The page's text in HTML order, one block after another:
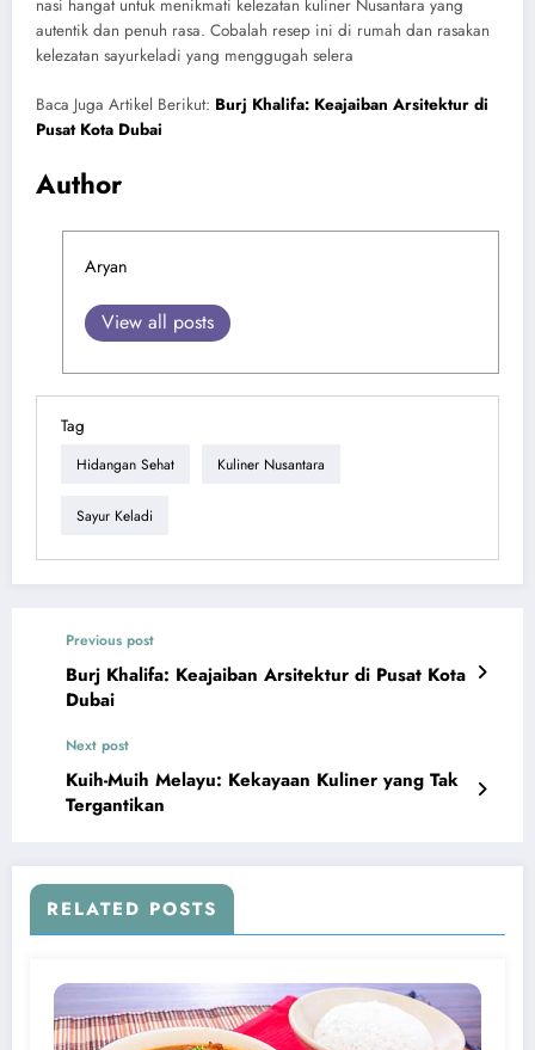
nasi hangat untuk menikmati kelezatan kuliner Nusantara yang
autentik dan penuh rasa. Cobalah resep ini di rumah dan rasakan
kelezatan sayurkeladi yang menggugah selera
Baca Juga Artikel Berikut: Burj Khalifa: Keajaiban Arsitektur di
Pusat Kota Dubai
Author
Aryan
View all posts
Tag
Hidangan Sehat Kuliner Nusantara
Sayur Keladi
Previous post
Burj Khalifa: Keajaiban Arsitektur di Pusat Kota
Dubai
Next post
Kuih-Muih Melayu: Kekayaan Kuliner yang Tak
Tergantikan
RELATED POSTS